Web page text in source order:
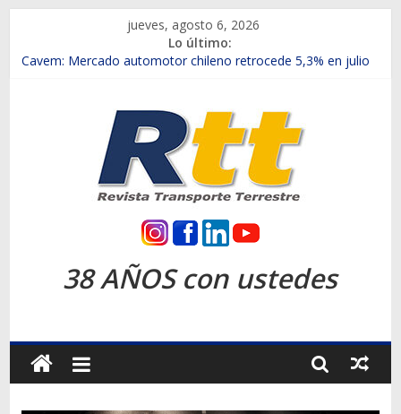
contenido
jueves, agosto 6, 2026
Lo último:
Chile es el primer mercado internacional en lanzar la nueva
Salfa suma vehículos electrificados de Chevrolet en el Biobío
Samex amplía su red con nuevas sucursales en Rancagua y
SINOTRUK Pick-ups presentó la recién estrenada Bolden en
la Expo Compras Públicas 2026
Revista
Transporte
Terrestre
38 AÑOS con ustedes